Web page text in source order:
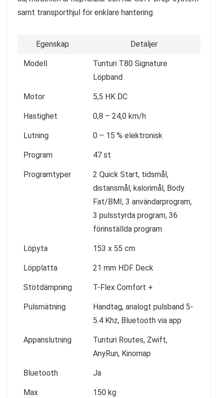
samt transporthjul för enklare hantering.
Egenskap Detaljer
Modell
Tunturi T80 Signature
Löpband
Motor 5,5 HK DC
Hastighet 0,8 – 24,0 km/h
Lutning 0 – 15 % elektronisk
Program 47 st
Programtyper
2 Quick Start, tidsmål,
distansmål, kalorimål, Body
Fat/BMI, 3 användarprogram,
3 pulsstyrda program, 36
förinställda program
Löpyta 153 x 55 cm
Löpplatta 21 mm HDF Deck
Stötdämpning T-Flex Comfort +
Pulsmätning
Handtag, analogt pulsband 5-
5.4 Khz, Bluetooth via app
Appanslutning
Tunturi Routes, Zwift,
AnyRun, Kinomap
Bluetooth Ja
Max
150 kg